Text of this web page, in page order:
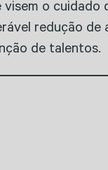
o cuidado
redução de
de talentos.